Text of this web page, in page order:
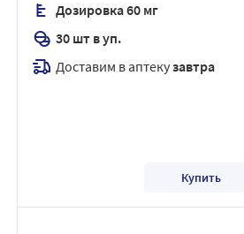
Дозировка 60 мг
30 шт в уп.
Доставим в аптекузавтра
Купить